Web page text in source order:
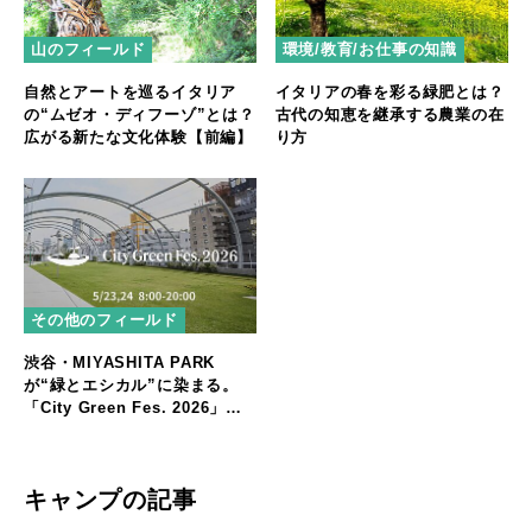
山のフィールド
自然とアートを巡るイタリア
の“ムゼオ・ディフーゾ”とは？
広がる新たな文化体験【前編】
環境/教育/お仕事の知識
イタリアの春を彩る緑肥とは？
古代の知恵を継承する農業の在
り方
その他のフィールド
渋谷・MIYASHITA PARK
が“緑とエシカル”に染まる。
「City Green Fes. 2026」開
キャンプの記事